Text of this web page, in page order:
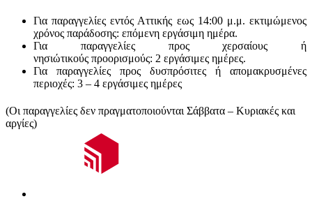
Για παραγγελίες εντός Αττικής εως 14:00 μ.μ. εκτιμώμενος
χρόνος παράδοσης: επόμενη εργάσιμη ημέρα.
Για παραγγελίες προς χερσαίους ή
νησιώτικούς προορισμούς: 2 εργάσιμες ημέρες.
Για παραγγελίες προς δυσπρόσιτες ή απομακρυσμένες
περιοχές: 3 – 4 εργάσιμες ημέρες
(Οι παραγγελίες δεν πραγματοποιούνται Σάββατα – Κυριακές και
αργίες)